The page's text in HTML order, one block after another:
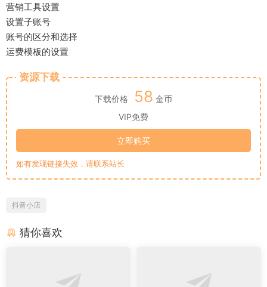
营销工具设置
设置子账号
账号的区分和选择
运费模板的设置
资源下载
下载价格 58 金币
VIP免费
立即购买
如有发现链接失效，请联系站长
抖音小店
猜你喜欢